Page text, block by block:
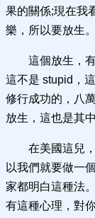
果的關係;現在我
樂，所以要放生。
這個放生，
這不是 stupid，
修行成功的，八
放生，這也是其中
在美國這兒
以我們就要做一
家都明白這種法
有這種心理，對